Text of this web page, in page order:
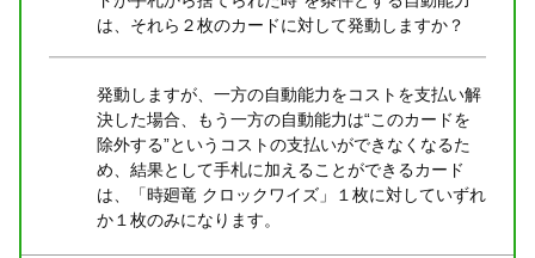
は、それら２枚のカードに対して発動しますか？
発動しますが、一方の自動能力をコストを支払い解
決した場合、もう一方の自動能力は“このカードを
除外する”というコストの支払いができなくなるた
め、結果として手札に加えることができるカード
は、「時廻竜 クロックワイズ」１枚に対していずれ
か１枚のみになります。